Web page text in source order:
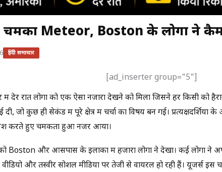
Meteor, Boston के लोगों ने
हिंदी समाचार
[ad_inserter group="5"]
देर रात लोगों को एक ऐसा नजारा देखने को मिला जिसने हर किसी को
दी, जो कुछ ही सेकंड में पूरे क्षेत्र में चर्चा का विषय बन गई।
करते हुए चमकता हुआ नजर आया।
Boston और आसपास के इलाकों में हजारों लोगों ने देखा। कई लोगों ने
वीडियो और तस्वीरें सोशल मीडिया पर तेजी से वायरल हो रही हैं। यूजर्स इस